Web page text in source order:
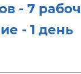
- 7
- 1 день